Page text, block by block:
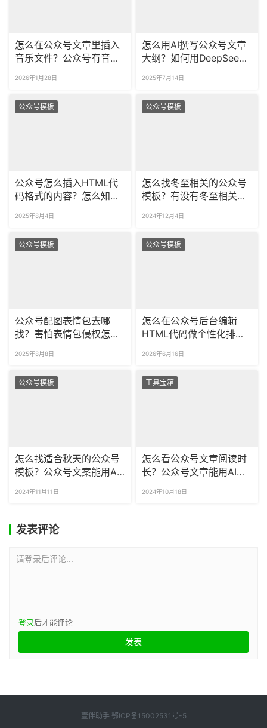
怎么在公众号文章里插入
音乐文件？公众号有音乐
2026年1月28日
怎么用AI撰写公众号文章
大纲？如何用DeepSeek
2025年7月14日
公众号模板
公众号怎么插入HTML代
码格式的内容？怎么知道
2025年8月4日
公众号模板
怎么找冬至相关的公众号
模板？有没有冬至相关的
2024年12月4日
公众号模板
公众号配图表情包去哪
找？害怕表情包侵权怎么
2025年8月8日
公众号模板
怎么在公众号后台编辑
HTML代码做个性化排
代码的最终渲染效果？
2026年6月16日
公众号模板
怎么找适合秋天的公众号
模板？公众号文案能用AI
2024年11月11日
工具宝箱
怎么看公众号文章阅读时
长？公众号文章能用AI缩
2024年10月18日
发表评论
请登录后评论...
登录后才能评论
壹伴助手 鄂ICP备15002531号-5